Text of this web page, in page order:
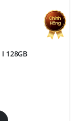
128GB